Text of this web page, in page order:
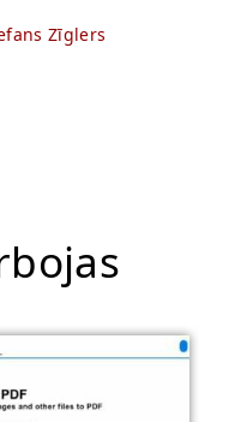
Zīglers